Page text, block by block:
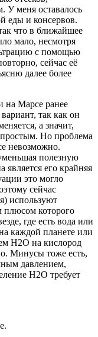
У меня оставалось
еды и консервов.
что в ближайшее
мало, несмотря
с помощью
сейчас её
далее более
на Марсе ранее
так как он
а значит,
Но проблема
невозможно.
полезную
его крайняя
это могло
сейчас
используют
плюсом которого
где есть вода или
каждой планете или
H2O на кислород
Минусы тоже есть,
давлением,
H2O требует